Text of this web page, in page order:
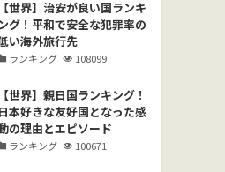
【世界】治安が良い国ランキ
グ！平和で安全な犯罪率の
い海外旅行先
ランキング 108099
【世界】親日国ランキング！
日本好きな友好国となった感
の理由とエピソード
ランキング 100671